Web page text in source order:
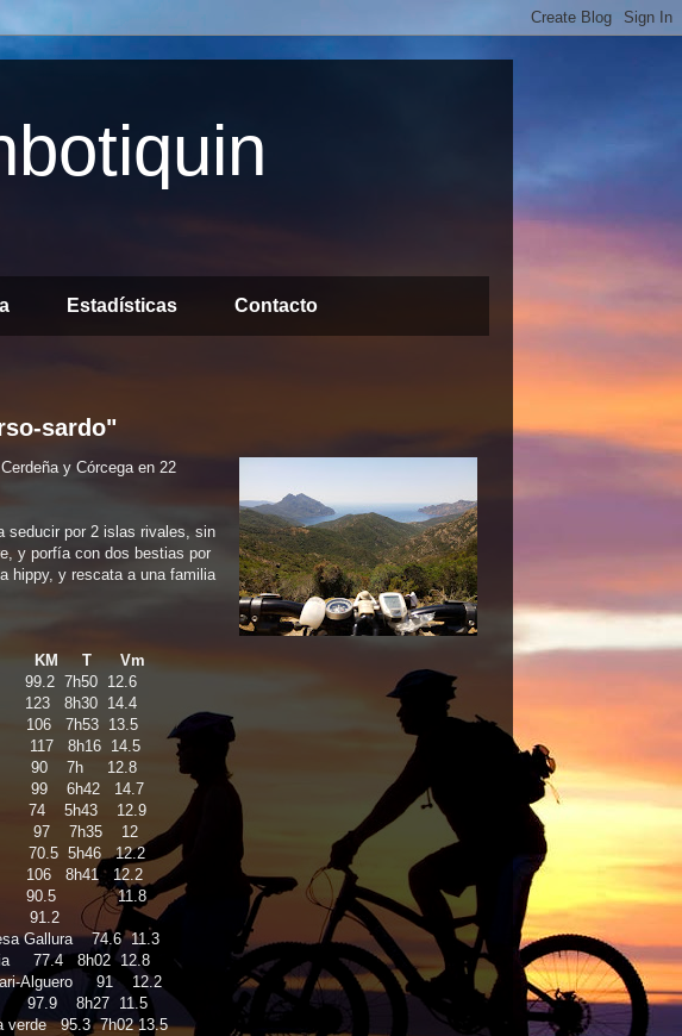
Estadísticas Contacto
sardo"
y Córcega en 22
seducir por 2 islas rivales, sin
y porfía con dos bestias por
hippy, y rescata a una familia
KM T
Vm
99.2 7h50 12.6
123 8h30 14.4
106 7h53 13.5
117 8h16 14.5
90 7h
12.8
99 6h42
14.7
74 5h43
12.9
97 7h35
12
70.5 5h46
12.2
106 8h41
12.2
90.5
11.8
91.2
Gallura 74.6 11.3
77.4 8h02 12.8
Alguero 91
12.2
97.9 8h27 11.5
verde 95.3 7h02 13.5